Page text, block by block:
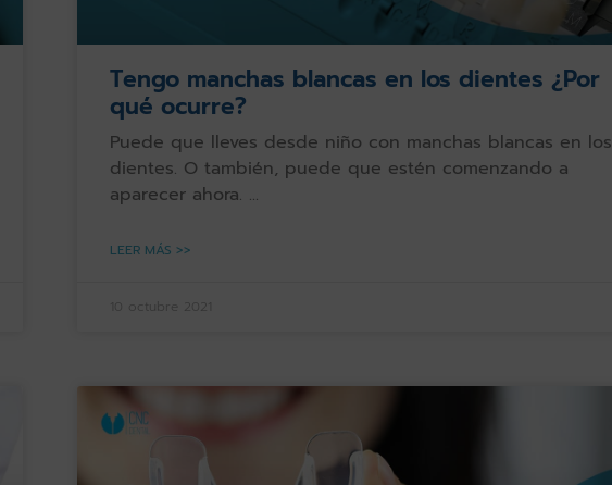
Tengo manchas blancas en los dientes ¿Por
qué ocurre?
Puede que lleves desde niño con manchas blancas en los
dientes. O también, puede que estén comenzando a
aparecer ahora.
LEER MÁS >>
10 octubre 2021